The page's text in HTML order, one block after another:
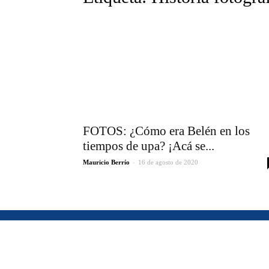
FOTOS: ¿Cómo era Belén en los
tiempos de upa? ¡Acá se...
Mauricio Berrío - 16 de agosto de 2020